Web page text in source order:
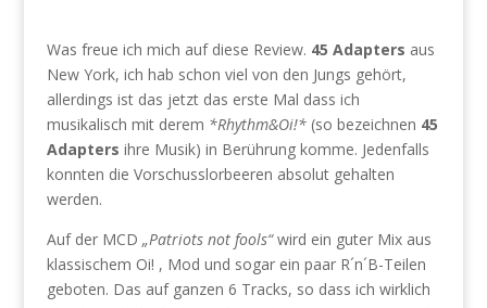
Was freue ich mich auf diese Review. 45 Adapters aus
New York, ich hab schon viel von den Jungs gehört,
allerdings ist das jetzt das erste Mal dass ich
musikalisch mit derem *Rhythm&Oi!*(so bezeichnen 45
Adapters ihre Musik) in Berührung komme. Jedenfalls
konnten die Vorschusslorbeeren absolut gehalten
werden.
Auf der MCD „Patriots not fools“wird ein guter Mix aus
klassischem Oi! , Mod und sogar ein paar R´n´B-Teilen
geboten. Das auf ganzen 6 Tracks, so dass ich wirklich